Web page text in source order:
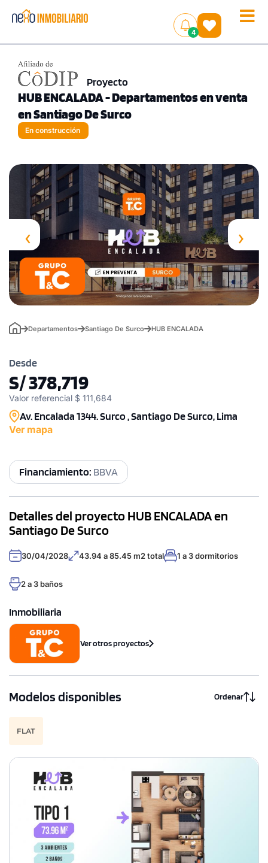
Toggle
4
()
Proyecto
HUB ENCALADA - Departamentos en venta
en Santiago De Surco
En construcción
‹ ›
Departamentos Santiago De Surco HUB ENCALADA
Desde
S/ 378,719
Valor referencial $ 111,684
Av. Encalada 1344. Surco , Santiago De Surco, Lima
Ver mapa
Financiamiento: BBVA
Detalles del proyecto HUB ENCALADA en
Santiago De Surco
30/04/2028 43.94 a 85.45 m2 total 1 a 3 dormitorios
2 a 3 baños
Inmobiliaria
Ver otros proyectos
Modelos disponibles Ordenar
FLAT